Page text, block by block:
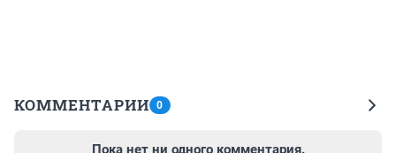
КОММЕНТАРИИ 0
Пока нет ни одного комментария.